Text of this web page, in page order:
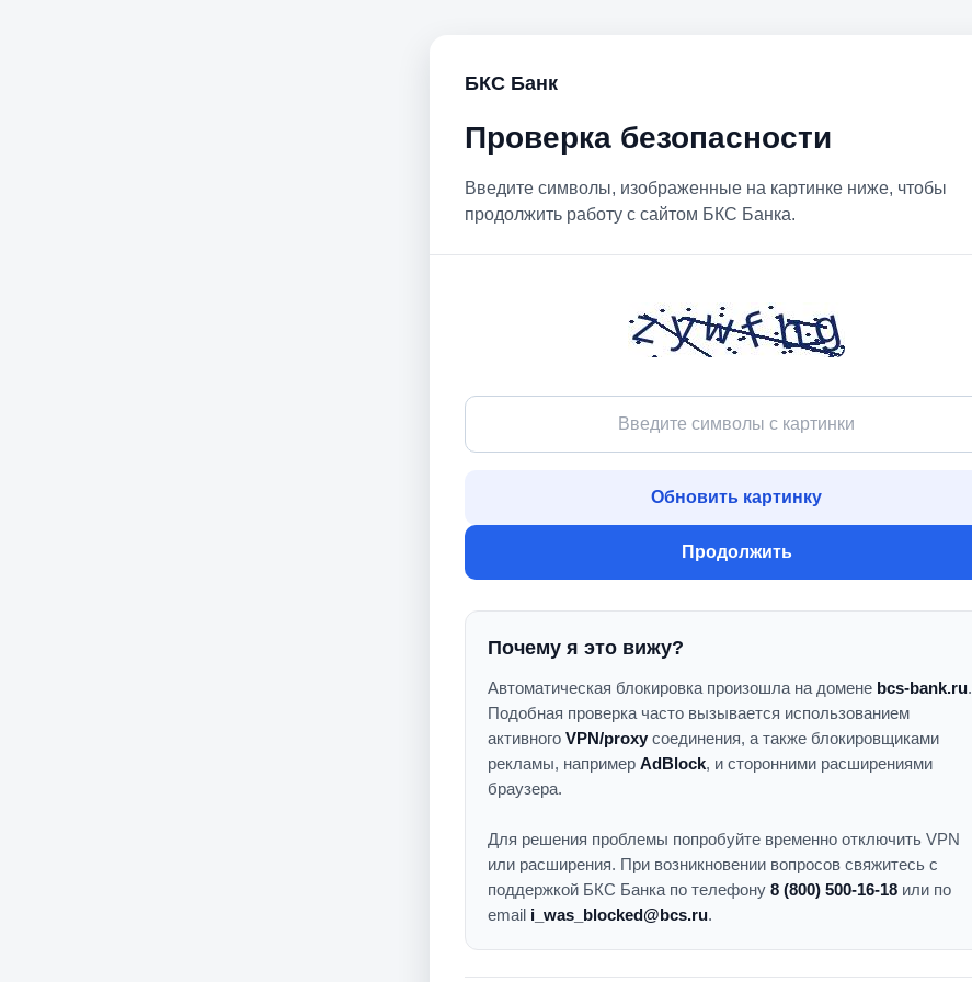
БКС Банк
Проверка безопасности
Введите символы, изображенные на картинке ниже, чтобы
продолжить работу с сайтом БКС Банка.
Обновить картинку
Продолжить
Почему я это вижу?
Автоматическая блокировка произошла на домене bcs-bank.ru.
Подобная проверка часто вызывается использованием
активного VPN/proxy соединения, а также блокировщиками
рекламы, например AdBlock, и сторонними расширениями
браузера.
Для решения проблемы попробуйте временно отключить VPN
или расширения. При возникновении вопросов свяжитесь с
поддержкой БКС Банка по телефону 8 (800) 500-16-18 или по
email i_was_blocked@bcs.ru.